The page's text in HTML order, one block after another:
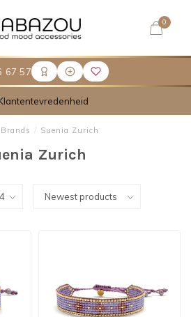
67 57
0
30.000 tevreden klanten
Brands / Suenia Zurich
Zurich